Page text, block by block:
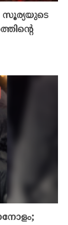
സൂര്യയുടെ